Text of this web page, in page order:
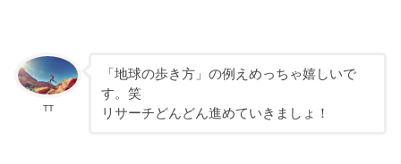
TT
「地球の歩き方」の例えめっちゃ嬉しいで
す。笑
リサーチどんどん進めていきましょ！